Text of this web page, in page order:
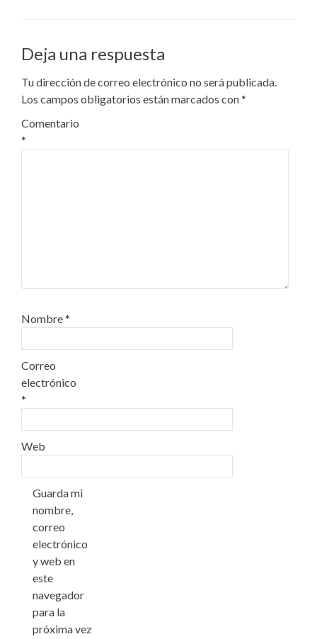
Deja una respuesta
Tu dirección de correo electrónico no será publicada.
Los campos obligatorios están marcados con*
Comentario
*
Nombre*
Correo
electrónico
*
Web
Guarda mi
nombre,
correo
electrónico
y web en
este
navegador
para la
próxima vez